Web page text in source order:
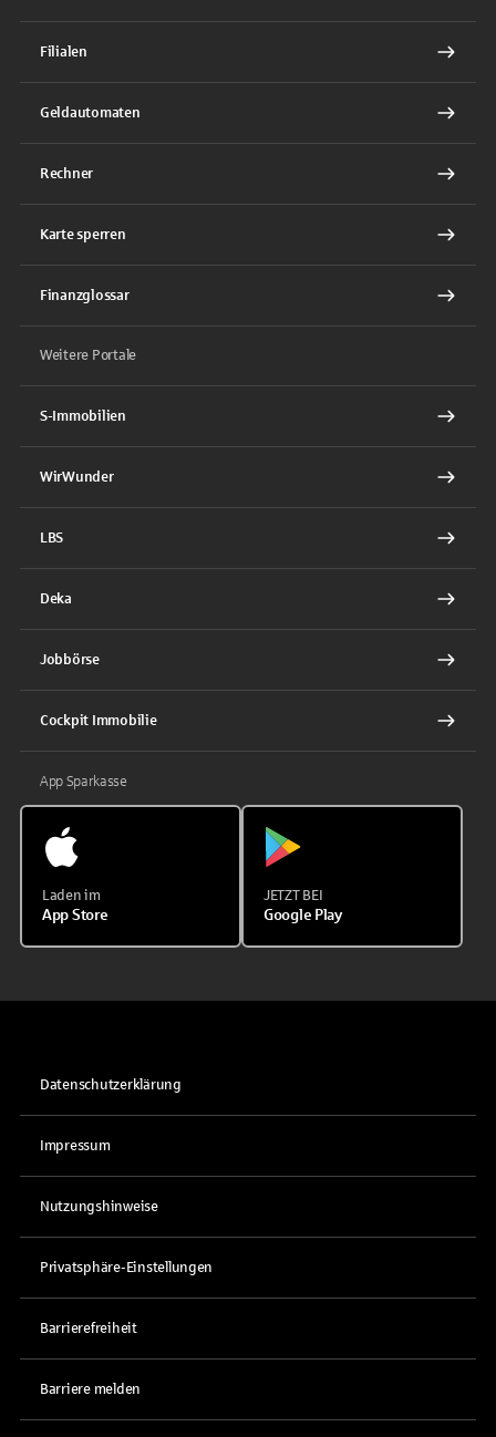
Filialen
Geldautomaten
Rechner
Karte sperren
Finanzglossar
Weitere Portale
S-Immobilien
WirWunder
LBS
Deka
Jobbörse
Cockpit Immobilie
App Sparkasse
Laden im
App Store
JETZT BEI
Google Play
Datenschutzerklärung
Impressum
Nutzungshinweise
Privatsphäre-Einstellungen
Barrierefreiheit
Barriere melden